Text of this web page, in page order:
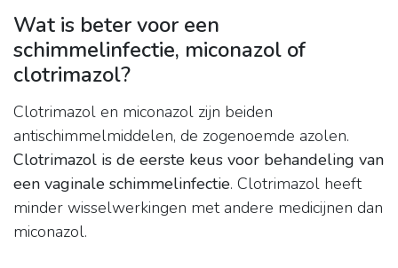
Wat is beter voor een
schimmelinfectie, miconazol of
clotrimazol?
Clotrimazol en miconazol zijn beiden
antischimmelmiddelen, de zogenoemde azolen.
Clotrimazol is de eerste keus voor behandeling van
een vaginale schimmelinfectie. Clotrimazol heeft
minder wisselwerkingen met andere medicijnen dan
miconazol.